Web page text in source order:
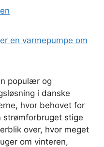
populær og
i danske
hvor behovet for
strømforbruget stige
over, hvor meget
om vinteren,